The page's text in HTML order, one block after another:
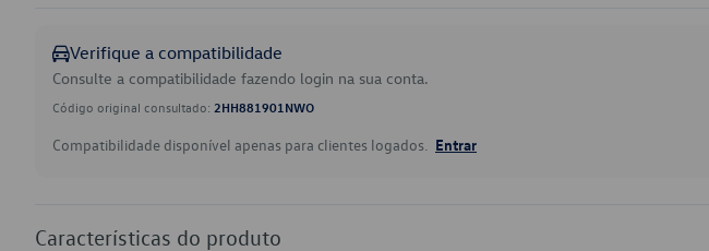
Verifique a compatibilidade
Consulte a compatibilidade fazendo login na sua conta.
Código original consultado: 2HH881901NWO
Compatibilidade disponível apenas para clientes logados. Entrar
Características do produto